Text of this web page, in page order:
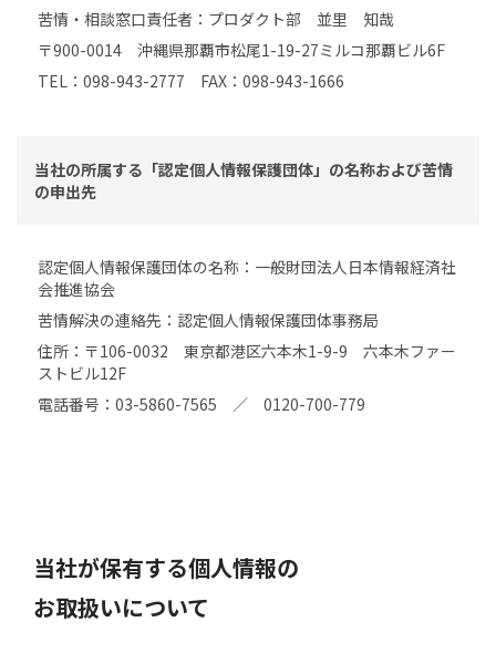
苦情・相談窓口責任者：プロダクト部 並里 知哉
〒900-0014 沖縄県那覇市松尾1-19-27ミルコ那覇ビル6F
TEL：098-943-2777 FAX：098-943-1666
当社の所属する「認定個人情報保護団体」の名称および苦情
の申出先
認定個人情報保護団体の名称：一般財団法人日本情報経済社
会推進協会
苦情解決の連絡先：認定個人情報保護団体事務局
住所：〒106-0032 東京都港区六本木1-9-9 六本木ファー
ストビル12F
電話番号：03-5860-7565 ／ 0120-700-779
当社が保有する個人情報の
お取扱いについて